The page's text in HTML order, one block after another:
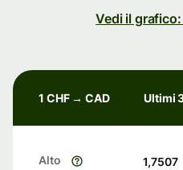
Vedi il
1 CHF → CAD Ultimi
Alto 1,7507